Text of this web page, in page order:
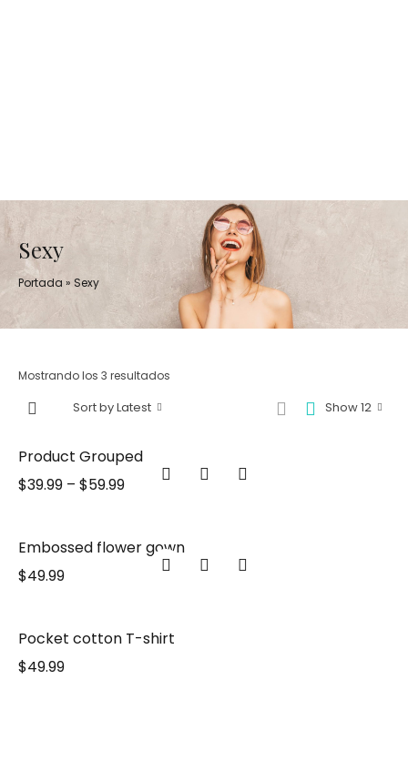
Sexy
Portada » Sexy
Mostrando los 3 resultados
Show 12
Sort by Latest
Product Grouped
$39.99 – $59.99
Embossed flower gown
$49.99
Pocket cotton T-shirt
$49.99